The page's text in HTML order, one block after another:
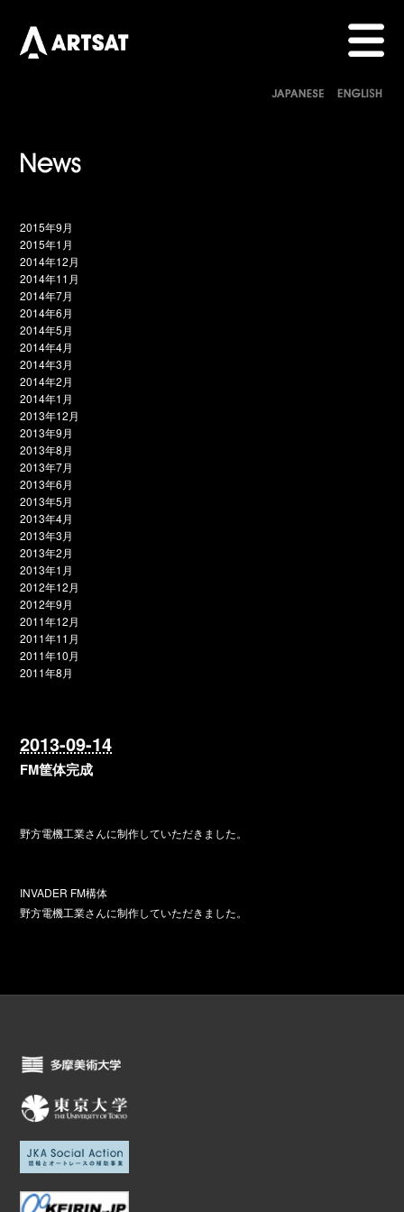
2015年9月
2015年1月
2014年12月
2014年11月
2014年7月
2014年6月
2014年5月
2014年4月
2014年3月
2014年2月
2014年1月
2013年12月
2013年9月
2013年8月
2013年7月
2013年6月
2013年5月
2013年4月
2013年3月
2013年2月
2013年1月
2012年12月
2012年9月
2011年12月
2011年11月
2011年10月
2011年8月
2013-09-14
FM筐体完成
野方電機工業さんに制作していただきました。
INVADER FM構体
野方電機工業さんに制作していただきました。